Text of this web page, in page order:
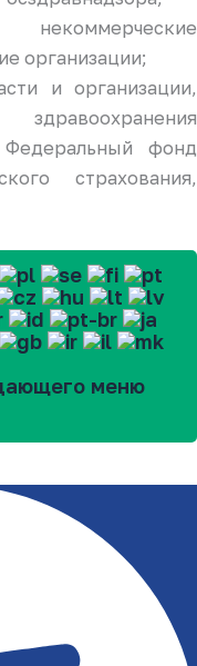
организации;
и организации,
фонд
страхования,